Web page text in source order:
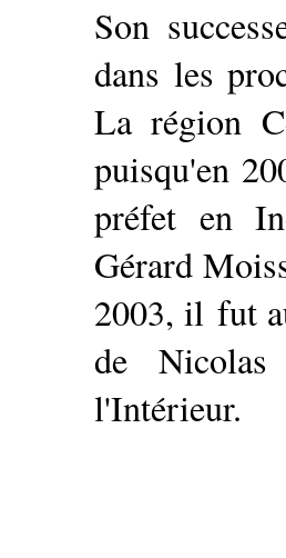
Son
dans les
La région
puisqu'en
préfet en
Gérard
2003, il fut
de
l'Intérieur.